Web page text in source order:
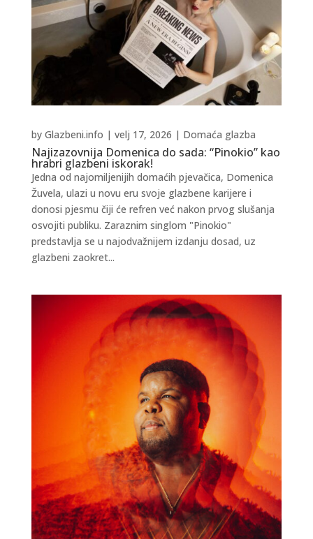
Najizazovnija Domenica do sada: “Pinokio” kao
hrabri glazbeni iskorak!
by Glazbeni.info | velj 17, 2026 | Domaća glazba
Jedna od najomiljenijih domaćih pjevačica, Domenica
Žuvela, ulazi u novu eru svoje glazbene karijere i
donosi pjesmu čiji će refren već nakon prvog slušanja
osvojiti publiku. Zaraznim singlom "Pinokio"
predstavlja se u najodvažnijem izdanju dosad, uz
glazbeni zaokret...